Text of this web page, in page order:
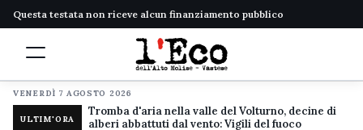
Questa testata non riceve alcun finanziamento pubblico
VENERDÌ 7 AGOSTO 2026
ULTIM'ORA
Tromba d'aria nella valle del Volturno, decine di
alberi abbattuti dal vento: Vigili del fuoco